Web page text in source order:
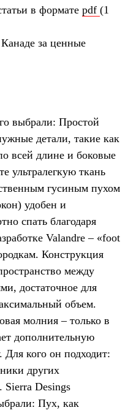
в формате pdf (1
за ценные
выбрали: Простой
детали, такие как
всей длине и боковые
ультралегкую ткань
гусиным пухом
удобен и
спать благодаря
Valandre – «foot
Конструкция
между
достаточное для
объем.
молния – только в
дополнительную
кого он подходит:
других
Sierra Desings
Пух, как